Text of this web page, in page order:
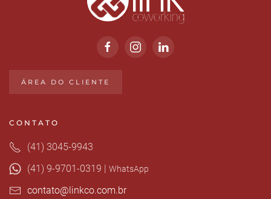
ÁREA DO CLIENTE
CONTATO
(41) 3045-9943
(41) 9-9701-0319 | WhatsApp
contato@linkco.com.br